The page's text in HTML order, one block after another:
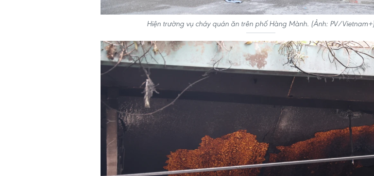
Hiện trường vụ cháy quán ăn trên phố Hàng Mành. (Ảnh: PV/